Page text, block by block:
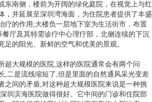
南侧，楼前为开阔的绿化庭院，在视觉上与红
，并延展至深圳湾海面，为住院患者提供了丰盛
疗的作用;大楼负一层地下室为生活街市，布置
厅及其特需诊疗中心理疗部，北侧连续的下沉
足的阳光、新鲜的空气和优美的景观。
大规模的医院,这样的医院通常会有两个问
,二是流线缩短了,但是里面的自然通风采光变差
之间的矛盾,对这种超大规模医院来说是一种挑
圳滨海医院做得很好。它中间的门诊和住院部